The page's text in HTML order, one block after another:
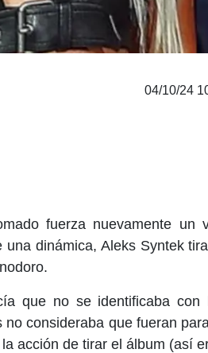
04/10/24
fuerza nuevamente un
dinámica, Aleks Syntek
que no se identificaba con
consideraba que fueran
acción de tirar el álbum (así